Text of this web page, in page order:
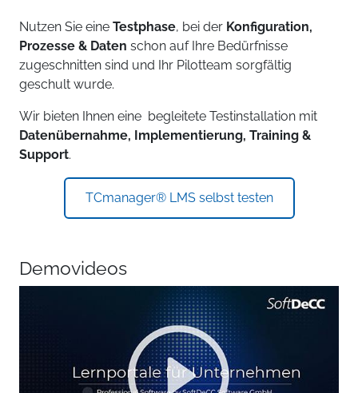
Nutzen Sie eine Testphase, bei der Konfiguration,
Prozesse & Daten schon auf Ihre Bedürfnisse
zugeschnitten sind und Ihr Pilotteam sorgfältig
geschult wurde.
Wir bieten Ihnen eine begleitete Testinstallation mit
Datenübernahme, Implementierung, Training &
Support.
TCmanager® LMS selbst testen
Demovideos